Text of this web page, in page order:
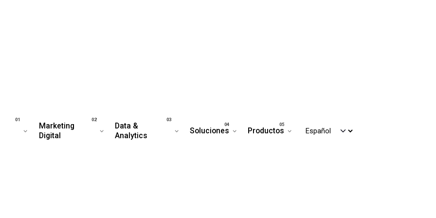
Marketing
Digital
Data &
Analytics
Soluciones Productos